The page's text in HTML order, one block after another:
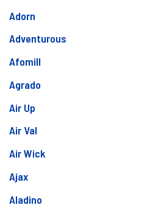
Adorn
Adventurous
Afomill
Agrado
Air Up
Air Val
Air Wick
Ajax
Aladino